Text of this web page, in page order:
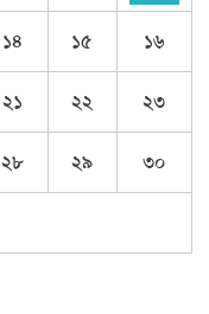
১৪ ১৫ ১৬
২১ ২২ ২৩
২৮ ২৯ ৩০